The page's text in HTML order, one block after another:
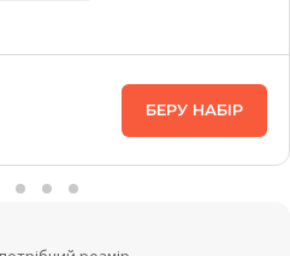
БЕРУ НАБІР